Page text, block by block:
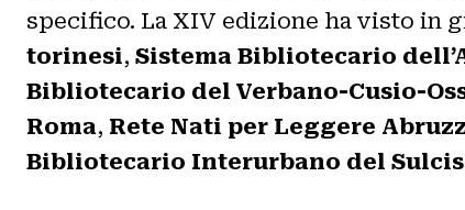
specifico. La XIV edizione ha visto in
torinesi, Sistema Bibliotecario
Bibliotecario del Verbano-Cusio-
Roma, Rete Nati per Leggere
Bibliotecario Interurbano del Sulcis